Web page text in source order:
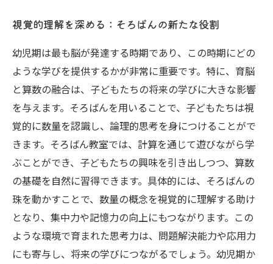
視覚的理解を深める：そろばんの新たな役割
幼児期は最も脳が発達する時期であり、この時期にどの
ような学びを提供するかが非常に重要です。特に、育脳
と算数の融合は、子どもたちの将来の学びに大きな影響
を与えます。そろばんを用いることで、子どもたちは視
覚的に数量を認識し、論理的思考を身につけることがで
きます。そろばん教室では、計算を通じて遊びながら学
ぶことができ、子どもたちの興味を引き出しつつ、算数
の基礎を自然に習得できます。具体的には、そろばんの
珠を動かすことで、数量の概念を視覚的に理解する助け
となり、集中力や記憶力の向上にもつながります。この
ような環境で育まれた思考力は、問題解決能力や応用力
にも寄与し、将来の学びにつながるでしょう。幼児期か